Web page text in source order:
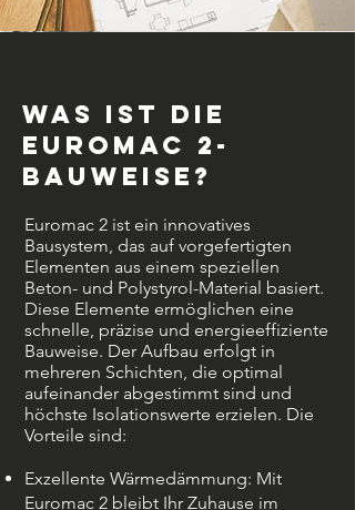
Was ist die
Euromac 2-
Bauweise?
Euromac 2 ist ein innovatives
Bausystem, das auf vorgefertigten
Elementen aus einem speziellen
Beton- und Polystyrol-Material basiert.
Diese Elemente ermöglichen eine
schnelle, präzise und energieeffiziente
Bauweise. Der Aufbau erfolgt in
mehreren Schichten, die optimal
aufeinander abgestimmt sind und
höchste Isolationswerte erzielen. Die
Vorteile sind:
Exzellente Wärmedämmung: Mit
Euromac 2 bleibt Ihr Zuhause im